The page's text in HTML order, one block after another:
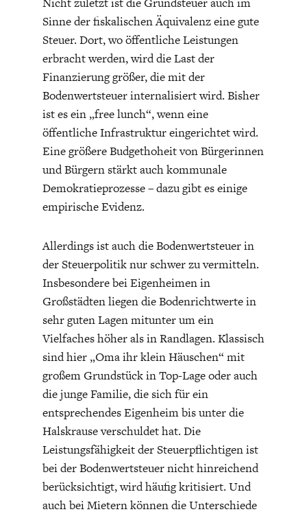
DEUTSCHLAND UND DIE
DIGITALISIERUNG
STATUS QUO DER
DEUTSCHEN VWL
MAKROTHEK
OUTPUT GAP
Sinne der fiskalischen Äquivalenz eine gute
Steuer. Dort, wo öffentliche Leistungen
erbracht werden, wird die Last der
Finanzierung größer, die mit der
Bodenwertsteuer internalisiert wird. Bisher
ist es ein „free lunch“, wenn eine
öffentliche Infrastruktur eingerichtet wird.
Eine größere Budgethoheit von Bürgerinnen
und Bürgern stärkt auch kommunale
Demokratieprozesse – dazu gibt es einige
empirische Evidenz.
Allerdings ist auch die Bodenwertsteuer in
der Steuerpolitik nur schwer zu vermitteln.
Insbesondere bei Eigenheimen in
Großstädten liegen die Bodenrichtwerte in
sehr guten Lagen mitunter um ein
Vielfaches höher als in Randlagen. Klassisch
sind hier „Oma ihr klein Häuschen“ mit
großem Grundstück in Top-Lage oder auch
die junge Familie, die sich für ein
entsprechendes Eigenheim bis unter die
Halskrause verschuldet hat. Die
Leistungsfähigkeit der Steuerpflichtigen ist
bei der Bodenwertsteuer nicht hinreichend
berücksichtigt, wird häufig kritisiert. Und
auch bei Mietern können die Unterschiede